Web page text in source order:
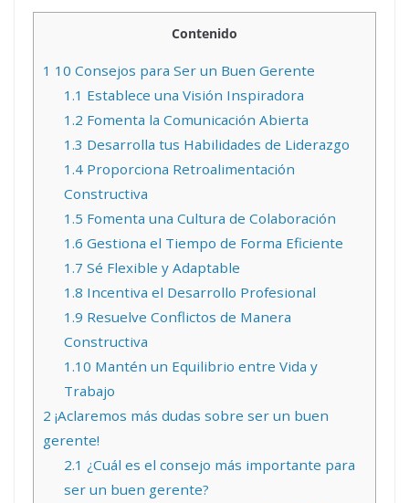
Contenido
1 10 Consejos para Ser un Buen Gerente
1.1 Establece una Visión Inspiradora
1.2 Fomenta la Comunicación Abierta
1.3 Desarrolla tus Habilidades de Liderazgo
1.4Proporciona Retroalimentación
Constructiva
1.5 Fomenta una Cultura de Colaboración
1.6 Gestiona el Tiempo de Forma Eficiente
1.7 Sé Flexible y Adaptable
1.8 Incentiva el Desarrollo Profesional
1.9 Resuelve Conflictos de Manera
Constructiva
1.10 Mantén un Equilibrio entre Vida y
Trabajo
2 ¡Aclaremos más dudas sobre ser un buen
gerente!
2.1 ¿Cuál es el consejo más importante para
ser un buen gerente?